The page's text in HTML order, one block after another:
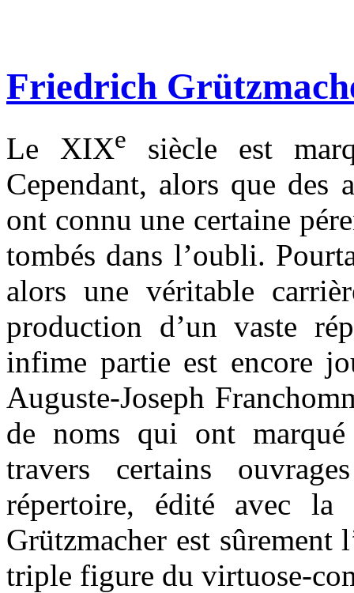
Friedrich
Le XIXe
siècle est
Cependant, alors que des
ont connu une certaine
tombés dans l’oubli.
alors une véritable
production d’un vaste
infime partie est encore
Auguste-Joseph
de noms qui ont
travers certains
répertoire, édité avec la
Grützmacher est sûrement
triple figure du virtuose-